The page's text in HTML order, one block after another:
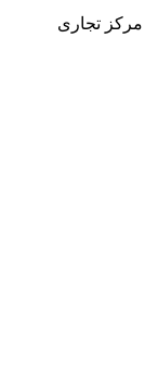
مرکز تجاری